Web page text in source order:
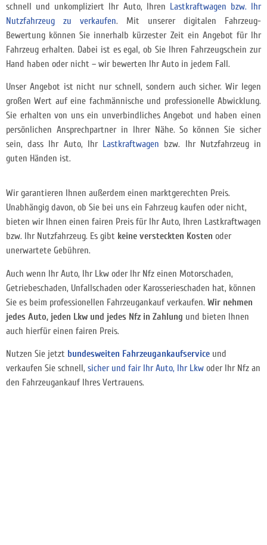
schnell und unkompliziert Ihr Auto, Ihren Lastkraftwagen bzw. Ihr
Nutzfahrzeug zu verkaufen. Mit unserer digitalen Fahrzeug-
Bewertung können Sie innerhalb kürzester Zeit ein Angebot für Ihr
Fahrzeug erhalten. Dabei ist es egal, ob Sie Ihren Fahrzeugschein zur
Hand haben oder nicht – wir bewerten Ihr Auto in jedem Fall.
Unser Angebot ist nicht nur schnell, sondern auch sicher. Wir legen
großen Wert auf eine fachmännische und professionelle Abwicklung.
Sie erhalten von uns ein unverbindliches Angebot und haben einen
persönlichen Ansprechpartner in Ihrer Nähe. So können Sie sicher
sein, dass Ihr Auto, Ihr Lastkraftwagen bzw. Ihr Nutzfahrzeug in
guten Händen ist.
Wir garantieren Ihnen außerdem einen marktgerechten Preis.
Unabhängig davon, ob Sie bei uns ein Fahrzeug kaufen oder nicht,
bieten wir Ihnen einen fairen Preis für Ihr Auto, Ihren Lastkraftwagen
bzw. Ihr Nutzfahrzeug. Es gibt keine versteckten Kosten oder
unerwartete Gebühren.
Auch wenn Ihr Auto, Ihr Lkw oder Ihr Nfz einen Motorschaden,
Getriebeschaden, Unfallschaden oder Karosserieschaden hat, können
Sie es beim professionellen Fahrzeugankauf verkaufen. Wir nehmen
jedes Auto, jeden Lkw und jedes Nfz in Zahlung und bieten Ihnen
auch hierfür einen fairen Preis.
Nutzen Sie jetzt bundesweiten Fahrzeugankaufservice und
verkaufen Sie schnell, sicher und fair Ihr Auto, Ihr Lkw oder Ihr Nfz an
den Fahrzeugankauf Ihres Vertrauens.